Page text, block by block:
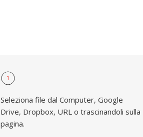
1
Seleziona file dal Computer, Google
Drive, Dropbox, URL o trascinandoli sulla
pagina.